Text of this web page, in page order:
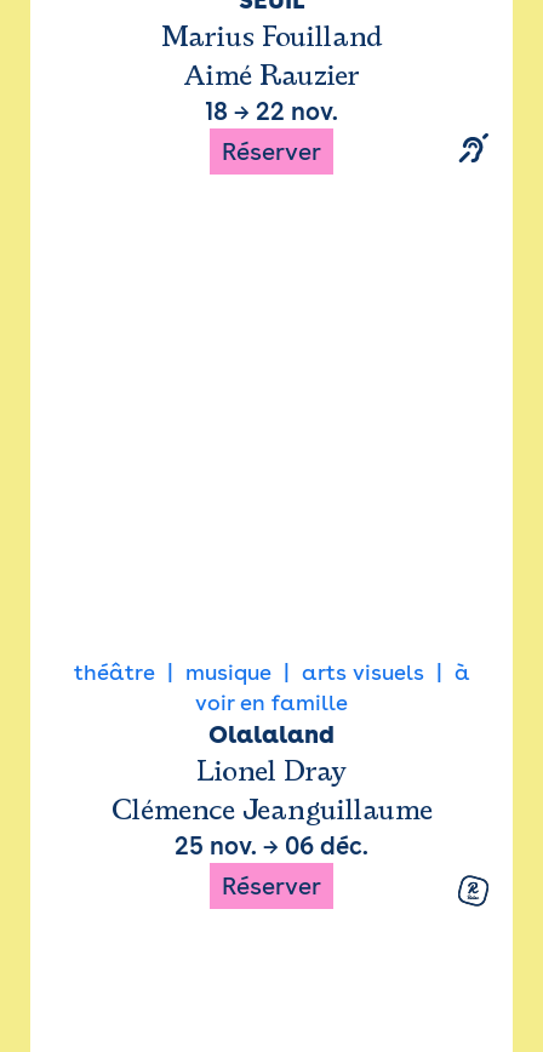
Marius Fouilland
Aimé Rauzier
18 → 22 nov.
Réserver
théâtre musique arts visuels
à
voir en famille
Olalaland
Lionel Dray
Clémence Jeanguillaume
25 nov. → 06 déc.
Réserver